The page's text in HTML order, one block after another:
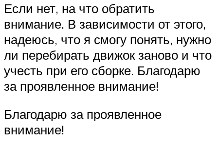
Если нет, на что обратить
внимание. В зависимости от этого,
надеюсь, что я смогу понять, нужно
ли перебирать движок заново и что
учесть при его сборке. Благодарю
за проявленное внимание!
Благодарю за проявленное
внимание!